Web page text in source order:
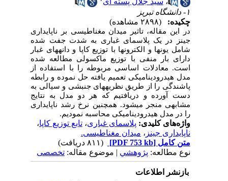
چکیده:
در این مقاله، تاثیر میدان مغناطیسی بر ناپایداری
جینز در یک پلاسمای غباری به شدت جفت شده
شامل یون­ها و الکترون­ها با توزیع کاپا و دانه­های غبار
دارای بار منفی با توزیع ماکسولی مطالعه شده
است. معادلات اساسی مربوطه را با استفاده از
مدل هیدرودینامیکی تعمیم یافته حل نموده و رابطه
پاشندگی را از طریق نظریه­های جنبشی و سیالی به
دست آورده و دریافتیم که هر دو مدل به نتایج
مشابهی منجر می­شود. همچنین نرخ رشد ناپایداری
را در مدل هیدرودینامیکی محاسبه نمودیم.
واژه‌های کلیدی:پلاسمای غباری،تابع توزیع کاپا،
ناپایداری جینز، میدان مغناطیسی.
متن کامل[PDF 753 kb]
نوع مطالعه:پژوهشي| موضوع مقاله:تخصصی
بازنشر اطلاعات